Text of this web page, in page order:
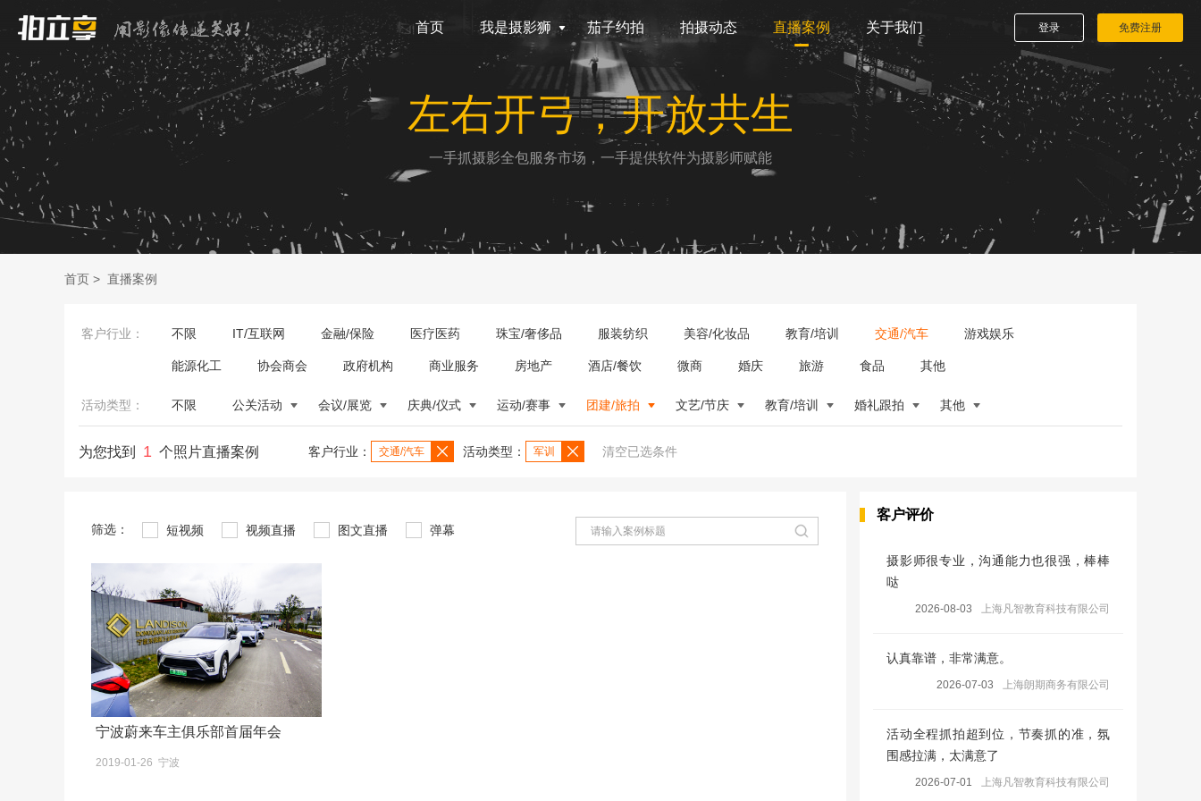
首页 我是摄影狮 茄子约拍 拍摄动态 直播案例 关于我们 登录 免费注册
左右开弓，开放共生
一手抓摄影全包服务市场，一手提供软件为摄影师赋能
首页 > 直播案例
客户行业： 不限 IT/互联网 金融/保险 医疗医药 珠宝/奢侈品 服装纺织 美容/化妆品 教育/培训 交通/汽车 游戏娱乐
能源化工 协会商会 政府机构 商业服务 房地产 酒店/餐饮 微商 婚庆 旅游 食品 其他
活动类型： 不限 公关活动 会议/展览 庆典/仪式 运动/赛事 团建/旅拍 文艺/节庆 教育/培训 婚礼跟拍 其他
为您找到 1 个照片直播案例 客户行业： 交通/汽车 活动类型： 军训 清空已选条件
筛选： 短视频 视频直播 图文直播 弹幕
宁波蔚来车主俱乐部首届年会
2019-01-26 宁波
客户评价
摄影师很专业，沟通能力也很强，棒棒
哒
2026-08-03 上海凡智教育科技有限公司
认真靠谱，非常满意。
2026-07-03 上海朗期商务有限公司
活动全程抓拍超到位，节奏抓的准，氛
围感拉满，太满意了
2026-07-01 上海凡智教育科技有限公司